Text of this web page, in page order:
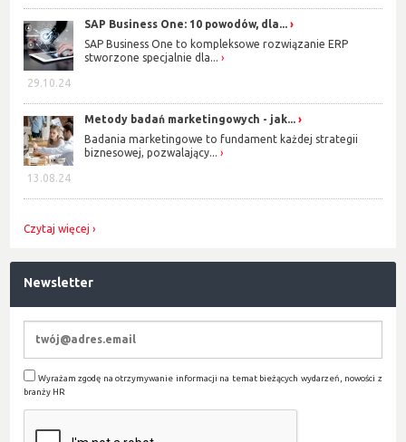
29.10.24
SAP Business One: 10 powodów, dla...
SAP Business One to kompleksowe rozwiązanie ERP
stworzone specjalnie dla...
13.08.24
Metody badań marketingowych - jak...
Badania marketingowe to fundament każdej strategii
biznesowej, pozwalający...
Czytaj więcej
Newsletter
Wyrażam zgodę na otrzymywanie informacji na temat bieżących wydarzeń, nowości z
branży HR